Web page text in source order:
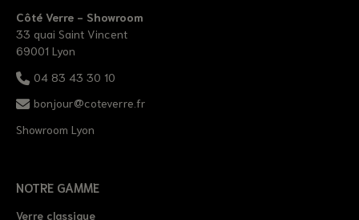
Côté Verre - Showroom
33 quai Saint Vincent
69001 Lyon
04 83 43 30 10
bonjour@coteverre.fr
Showroom Lyon
NOTRE GAMME
Verre classique